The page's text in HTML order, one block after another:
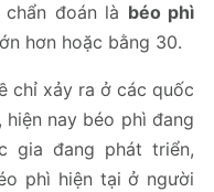
đoán là béo phì
hơn hoặc bằng 30.
chỉ xảy ra ở các quốc
nay béo phì đang
gia đang phát triển,
phì hiện tại ở người